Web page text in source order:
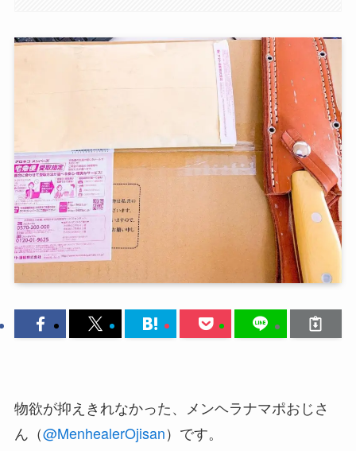
物欲が抑えきれなかった、メンヘラナマポおじさ
ん（@MenhealerOjisan）です。